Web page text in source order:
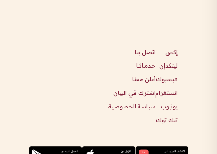
إكس
لينكدإن
فيسبوك
انستغرام
يوتيوب
تيك توك
اتصل بنا
خدماتنا
أعلن معنا
اشترك في البيان
سياسة الخصوصية